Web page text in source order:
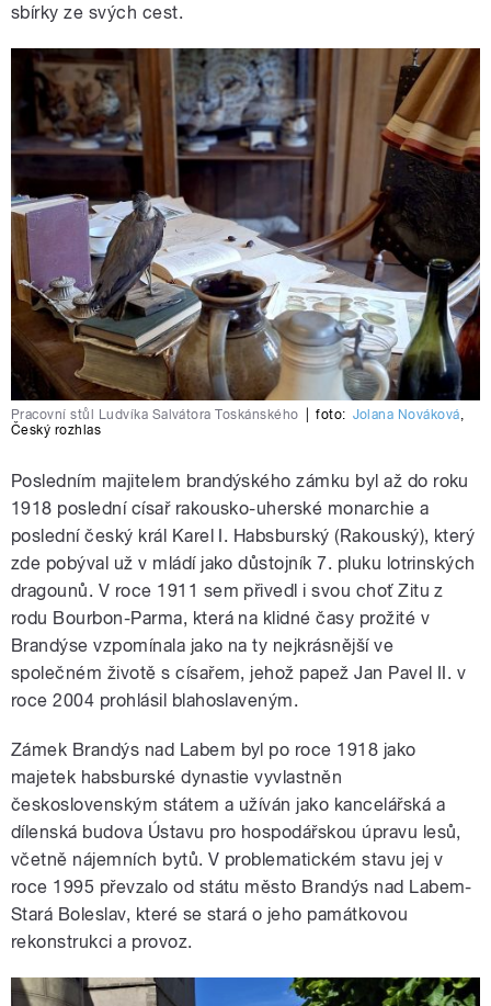
sbírky ze svých cest.
Pracovní stůl Ludvíka Salvátora Toskánského foto: Jolana Nováková,
Český rozhlas
Posledním majitelem brandýského zámku byl až do roku
1918 poslední císař rakousko-uherské monarchie a
poslední český král Karel I. Habsburský (Rakouský), který
zde pobýval už v mládí jako důstojník 7. pluku lotrinských
dragounů. V roce 1911 sem přivedl i svou choť Zitu z
rodu Bourbon-Parma, která na klidné časy prožité v
Brandýse vzpomínala jako na ty nejkrásnější ve
společném životě s císařem, jehož papež Jan Pavel II. v
roce 2004 prohlásil blahoslaveným.
Zámek Brandýs nad Labem byl po roce 1918 jako
majetek habsburské dynastie vyvlastněn
československým státem a užíván jako kancelářská a
dílenská budova Ústavu pro hospodářskou úpravu lesů,
včetně nájemních bytů. V problematickém stavu jej v
roce 1995 převzalo od státu město Brandýs nad Labem-
Stará Boleslav, které se stará o jeho památkovou
rekonstrukci a provoz.